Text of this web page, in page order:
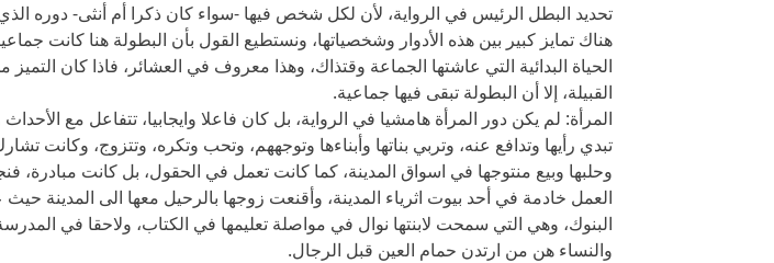
تحديد البطل الرئيس في الرواية، لأن لكل شخص فيها -سواء كان ذكرا أم أنثى- دوره
هناك تمايز كبير بين هذه الأدوار وشخصياتها، ونستطيع القول بأن البطولة هنا كانت
الحياة البدائية التي عاشتها الجماعة وقتذاك، وهذا معروف في العشائر، فاذا كان
القبيلة، إلا أن البطولة تبقى فيها جماعية.
المرأة: لم يكن دور المرأة هامشيا في الرواية، بل كان فاعلا وايجابيا، تتفاعل مع الأحداث
تبدي رأيها وتدافع عنه، وتربي بناتها وأبناءها وتوجههم، وتحب وتكره، وتتزوج، وكانت
وحلبها وبيع منتوجها في اسواق المدينة، كما كانت تعمل في الحقول، بل كانت مبادرة،
العمل خادمة في أحد بيوت اثرياء المدينة، وأقنعت زوجها بالرحيل معها الى المدينة
البنوك، وهي التي سمحت لابنتها نوال في مواصلة تعليمها في الكتاب، ولاحقا في
والنساء هن من ارتدن حمام العين قبل الرجال.